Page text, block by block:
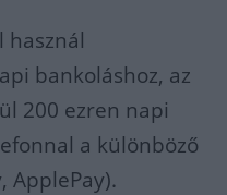
használ
bankoláshoz, az
200 ezren napi
a különböző
ApplePay).